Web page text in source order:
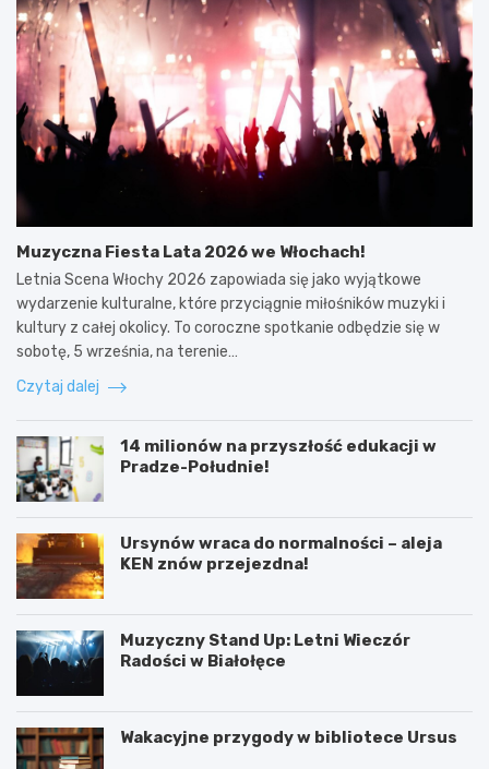
Muzyczna Fiesta Lata 2026 we Włochach!
Letnia Scena Włochy 2026 zapowiada się jako wyjątkowe
wydarzenie kulturalne, które przyciągnie miłośników muzyki i
kultury z całej okolicy. To coroczne spotkanie odbędzie się w
sobotę, 5 września, na terenie…
Czytaj dalej
14 milionów na przyszłość edukacji w
Pradze-Południe!
Ursynów wraca do normalności – aleja
KEN znów przejezdna!
Muzyczny Stand Up: Letni Wieczór
Radości w Białołęce
Wakacyjne przygody w bibliotece Ursus